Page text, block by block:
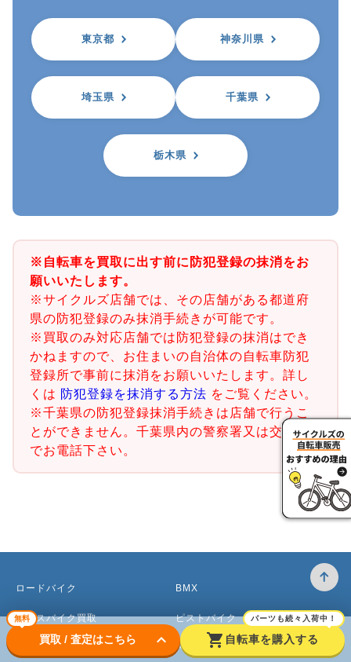
東京都 神奈川県
埼玉県 千葉県
栃木県
※自転車を買取に出す前に防犯登録の抹消をお
願いいたします。
※サイクルズ店舗では、その店舗がある都道府
県の防犯登録のみ抹消手続きが可能です。
※買取のみ対応店舗では防犯登録の抹消はでき
かねますので、お住まいの自治体の自転車防犯
登録所で事前に抹消をお願いいたします。詳し
くは 防犯登録を抹消する方法 をご覧ください。
※千葉県の防犯登録抹消手続きは店舗で行うこ
とができません。千葉県内の警察署又は交番ま
でお電話下さい。
無料
買取 / 査定はこちら keyboard_arrow_down shopping_cart
パーツも続々入荷中！
自転車を購入する
ロードバイク
クロスバイク買取
マウンテンバイク買取
BMX
ピストバイク
ベビーカー